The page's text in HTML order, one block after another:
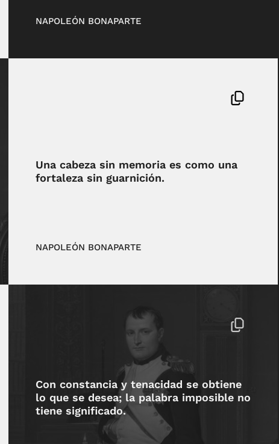
NAPOLEÓN BONAPARTE
Una cabeza sin memoria es como una
fortaleza sin guarnición.
NAPOLEÓN BONAPARTE
Con constancia y tenacidad se obtiene
lo que se desea; la palabra imposible no
tiene significado.